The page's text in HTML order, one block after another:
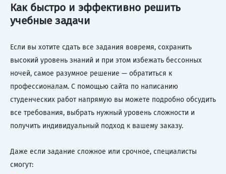
Как быстро и эффективно решить
учебные задачи
Если вы хотите сдать все задания вовремя, сохранить
высокий уровень знаний и при этом избежать бессонных
ночей, самое разумное решение — обратиться к
профессионалам. С помощью сайта по написанию
студенческих работ напрямую вы можете подробно обсудить
все требования, выбрать нужный уровень сложности и
получить индивидуальный подход к вашему заказу.
Даже если задание сложное или срочное, специалисты
смогут: